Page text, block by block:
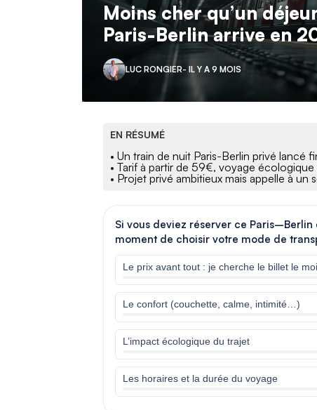
Moins cher qu’un
Paris-Berlin arrive en
LUC RONGIER- IL Y A 9 MOIS
EN RÉSUMÉ
• Un train de nuit Paris-Berlin privé lancé
• Tarif à partir de 59€, voyage
• Projet privé ambitieux mais appelle à
Si vous deviez réserver ce
moment de choisir votre mode de
Le prix avant tout : je cherche le billet le
Le confort (couchette, calme, intimité…)
L’impact écologique du trajet
Les horaires et la durée du voyage